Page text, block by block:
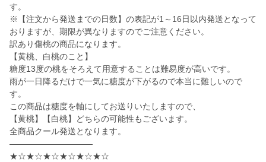
す。
※【注文から発送までの日数】の表記が1～16日以内発送となって
おりますが、期限が異なりますのでご注意ください。
訳あり傷桃の商品になります。
【黄桃、白桃のこと】
糖度13度の桃をそろえて用意することは難易度が高いです。
雨が一日降るだけで一気に糖度が下がるので本当に難しいので
す。
この商品は糖度を軸にしてお送りいたしますので、
【黄桃】【白桃】どちらの可能性もございます。
全商品クール発送となります。
——————————
★☆★☆★☆★☆★☆★☆